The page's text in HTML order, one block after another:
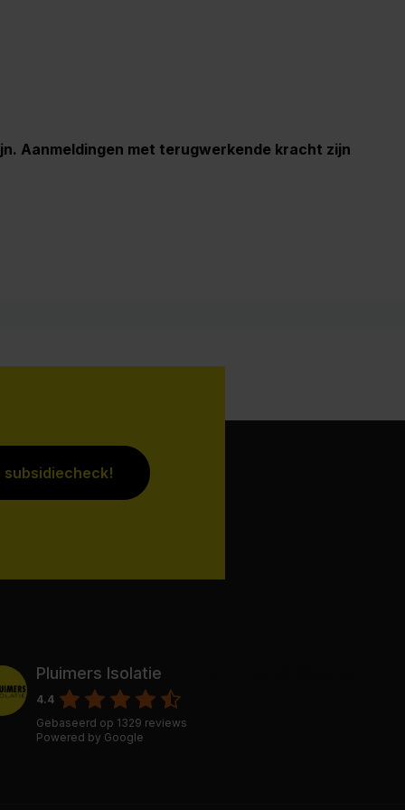
Aanmeldingen met terugwerkende kracht zijn
subsidiecheck!
Pluimers Isolatie
4.4
Gebaseerd op 1329 reviews
Powered by Google